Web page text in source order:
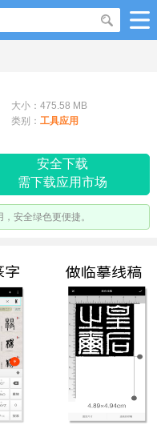
大小：475.58 MB
类别： 工具应用
安全下载
需下载应用市场
安全绿色更便捷。